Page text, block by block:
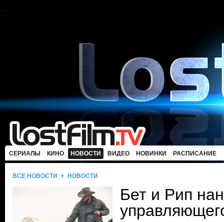
СЕРИАЛЫ КИНО НОВОСТИ ВИДЕО НОВИНКИ РАСПИСАНИЕ
ВСЕ НОВОСТИ НОВОСТИ
Бет и Рип